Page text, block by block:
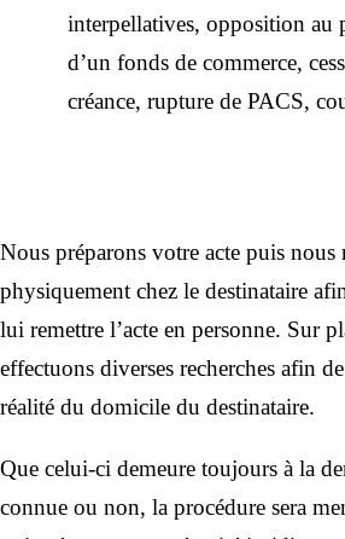
interpellatives, opposition au
d’un fonds de commerce,
créance, rupture de PACS,
Nous préparons votre acte puis nous
physiquement chez le destinataire
lui remettre l’acte en personne. Sur
effectuons diverses recherches afin de
réalité du domicile du destinataire.
Que celui-ci demeure toujours à la
connue ou non, la procédure sera